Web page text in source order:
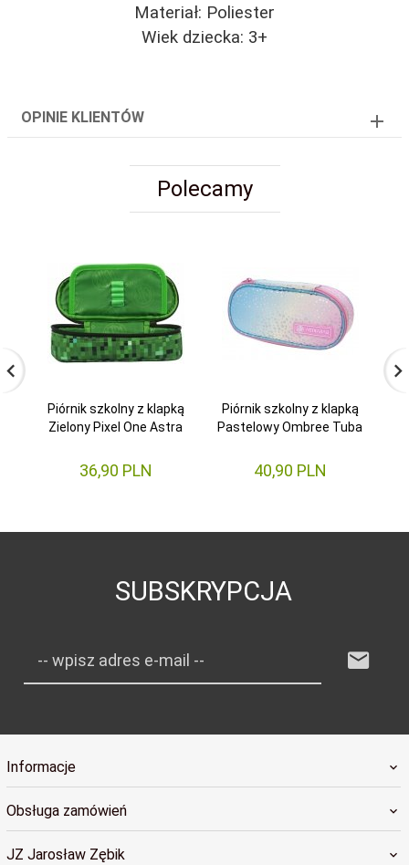
Materiał: Poliester
Wiek dziecka: 3+
OPINIE KLIENTÓW
Polecamy
Piórnik szkolny z klapką
Zielony Pixel One Astra
36,90 PLN
Piórnik szkolny z klapką
Pastelowy Ombree Tuba
40,90 PLN
SUBSKRYPCJA
-- wpisz adres e-mail --
Informacje
Obsługa zamówień
JZ Jarosław Zębik